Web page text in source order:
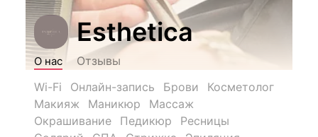
Esthetica
О нас
Отзывы
Wi-Fi
Онлайн-запись Брови
Косметолог
Макияж
Маникюр
Массаж
Окрашивание
Педикюр
Ресницы